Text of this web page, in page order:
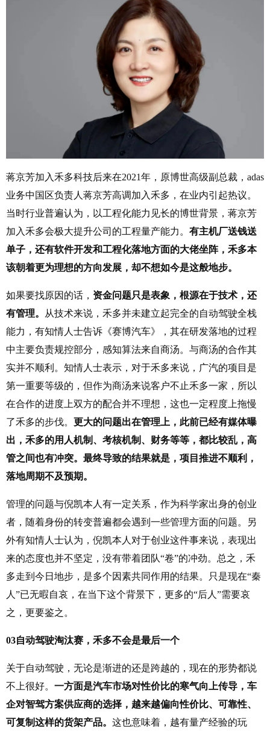
蒋京芳加入禾多科技后来在2021年，原博世高级副总裁，adas
业务中国区负责人蒋京芳高调加入禾多，在业内引起热议。
当时行业普遍认为，以工程化能力见长的博世背景，蒋京芳
加入禾多会极大提升公司的工程量产能力。 有主机厂送钱送
单子，还有软件开发和工程化落地方面的大佬坐阵，禾多本
该朝着更为理想的方向发展，却不想如今是这般地步。
如果要找原因的话， 资金问题只是表象，根源在于技术，还
有管理。
从技术来说，禾多并未建立起完全的自动驾驶全栈
能力，有知情人士告诉《赛博汽车》，其在研发落地的过程
中主要负责规控部分，感知算法来自商汤。与商汤的合作其
实并不顺利。知情人士表示，对于禾多来说，广汽的项目是
第一重要等级的，但作为商汤来说客户不止禾多一家，所以
在合作的进度上双方的配合并不理想，这也一定程度上拖慢
了禾多的步伐。 更大的问题出在管理上，此前已经有媒体曝
出，禾多的用人机制、考核机制、财务等等，都比较乱，高
管之间也有冲突。最终导致的结果就是，项目推进不顺利，
落地周期不及预期。
管理的问题与倪凯本人有一定关系，作为科学家出身的创业
者，随着身份的转变普遍都会遇到一些管理方面的问题。另
外有知情人士认为，倪凯本人对于创业这件事来说，表现出
来的态度也并不坚定，没有带着团队“卷”的冲劲。总之，禾
多走到今日地步，是多个因素共同作用的结果。只是现在“秦
人”已无暇自哀，在当下这个背景下，更多的“后人”需要哀
之，更要鉴之。
03自动驾驶淘汰赛，禾多不会是最后一个
关于自动驾驶，无论是渐进的还是跨越的，现在的形势都说
不上很好。 一方面是汽车市场对性价比的寒气向上传导，车
企对智驾方案供应商的选择，越来越偏向性价比、可靠性、
可复制这样的货架产品。 这也意味着，越有量产经验的玩